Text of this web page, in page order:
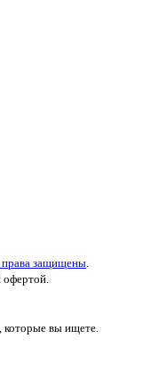
защищены
которые вы ищете.